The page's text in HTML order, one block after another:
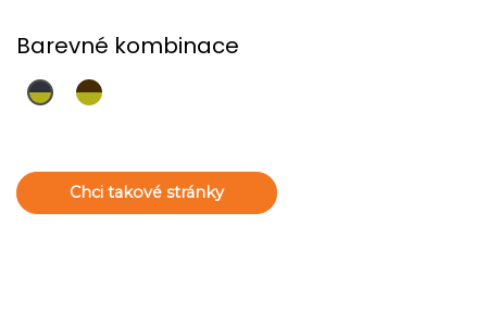
Barevné kombinace
Chci takové stránky